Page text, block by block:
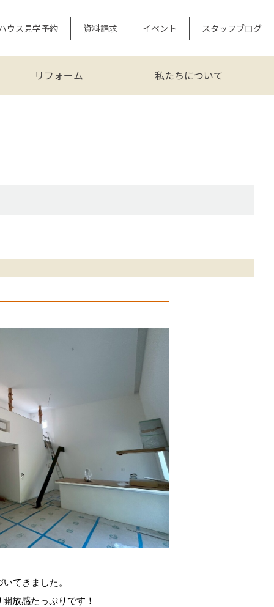
ウス見学予約 資料請求 イベント スタッフブログ
リフォーム 私たちについて
てきました。
放感たっぷりです！